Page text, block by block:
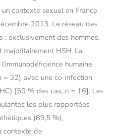
contexte sexuel en France
2013. Le réseau des
: exclusivement des hommes,
majoritairement HSH. La
humaine
= 32) avec une co-infection
[50 % des cas, n = 16]. Les
les plus rapportées
(89,5 %),
contexte de